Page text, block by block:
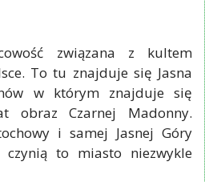
związana z kultem
To tu znajduje się Jasna
w którym znajduje się
obraz Czarnej Madonny.
i samej Jasnej Góry
to miasto niezwykle